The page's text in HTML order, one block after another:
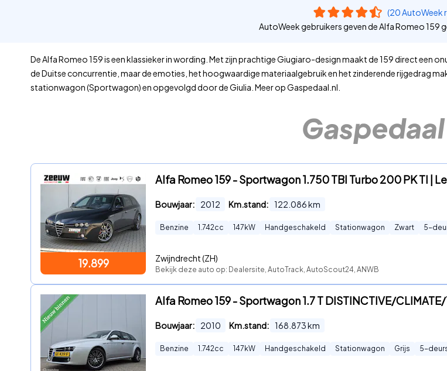
(20 AutoWeek
AutoWeek gebruikers geven de Alfa Romeo 159
De Alfa Romeo 159 is een klassieker in wording. Met zijn prachtige Giugiaro-design maakt de 159 direct
de Duitse concurrentie, maar de emoties, het hoogwaardige materiaalgebruik en het zinderende rijgedrag
stationwagon (Sportwagon) en opgevolgd door de Giulia. Meer op Gaspedaal.nl.
19.899
Alfa Romeo 159 - Sportwagon 1.750 TBI Turbo 200 PK TI |
Bouwjaar: 2012 Km.stand: 122.086km
Benzine 1.742cc 147 kW Handgeschakeld Stationwagon Zwart 5-
Zwijndrecht (ZH)
Bekijk deze auto op: Dealersite, AutoTrack, AutoScout24, ANWB
Alfa Romeo 159 - Sportwagon 1.7 T DISTINCTIVE/
Bouwjaar: 2010 Km.stand: 168.873km
Benzine 1.742cc 147 kW Handgeschakeld Stationwagon Grijs 5-